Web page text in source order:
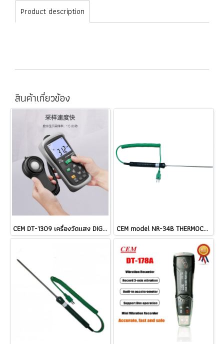
Product description
สินค้าเกี่ยวข้อง
CEM DT-1309 เครื่องวัดแสง DIGITAL LUX METER ราคา CEM model NR-34B THERMOCOUPLE TYPE K ราคา